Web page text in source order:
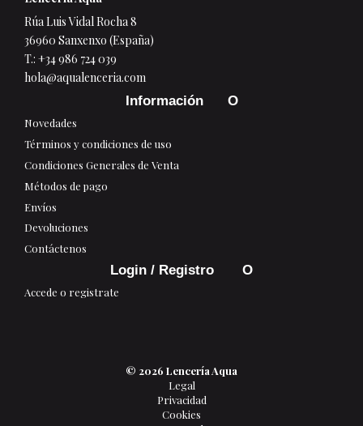
Rúa Luis Vidal Rocha 8
36960 Sanxenxo (España)
T.: +34 986 724 039
hola@aqualenceria.com
Información
Novedades
Términos y condiciones de uso
Condiciones Generales de Venta
Métodos de pago
Envíos
Devoluciones
Contáctenos
Login / Registro
Accede o registrate
© 2026 Lencería Aqua
Legal
Privacidad
Cookies